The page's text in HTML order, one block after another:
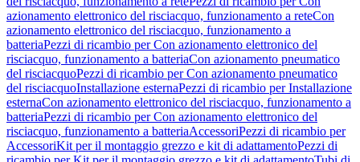
azionamento elettronico del risciacquo, funzionamento a reteCon
azionamento elettronico del risciacquo, funzionamento a
batteriaPezzi di ricambio per Con azionamento elettronico del
risciacquo, funzionamento a batteriaCon azionamento pneumatico
del risciacquoPezzi di ricambio per Con azionamento pneumatico
del risciacquoInstallazione esternaPezzi di ricambio per Installazione
esternaCon azionamento elettronico del risciacquo, funzionamento a
batteriaPezzi di ricambio per Con azionamento elettronico del
risciacquo, funzionamento a batteriaAccessoriPezzi di ricambio per
AccessoriKit per il montaggio grezzo e kit di adattamentoPezzi di